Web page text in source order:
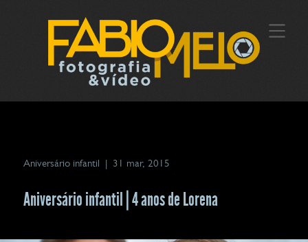
Aniversário infantil | 31 mar, 2015
Aniversário infantil | 4 anos de Lorena